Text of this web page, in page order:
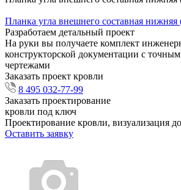
Планка угла внешнего составная
Разработаем детальный проект
На руки вы получаете комплект
конструкторской документации с
чертежами
Заказать проект кровли
8 495 032-77-99
Заказать проектирование
кровли под ключ
Проектирование кровли, визуализация
Оставить заявку